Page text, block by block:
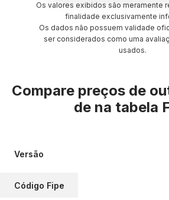
Os valores exibidos são meramente
finalidade exclusivamente
Os dados não possuem validade
ser considerados como uma
usados.
Compare preços de
de na tabela
Versão
Código Fipe